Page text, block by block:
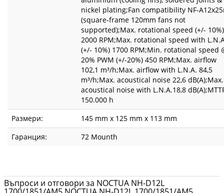
nickel plating;Fan compatibility NF-
(square-frame 120mm fans not
supported);Max. rotational speed (+/- 10%)
2000 RPM;Max. rotational speed with
(+/- 10%) 1700 RPM;Min. rotational speed
20% PWM (+/-20%) 450 RPM;Max. airflow
102,1 m³/h;Max. airflow with L.N.A. 84,5
m³/h;Max. acoustical noise 22,6 dB(A);Max.
acoustical noise with L.N.A.18,8
150.000 h
Размери:
145 mm x 125 mm x 113 mm
Гаранция:
72 Mounth
Въпроси и отговори за NOCTUA NH-D12L